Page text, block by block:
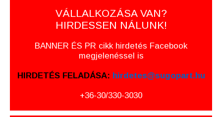
VÁLLALKOZÁSA VAN?
HIRDESSEN NÁLUNK!
BANNER ÉS PR cikk hirdetés Facebook
megjelenéssel is
HIRDETÉS FELADÁSA: hirdetes@sugopart.hu
+36-30/330-3030